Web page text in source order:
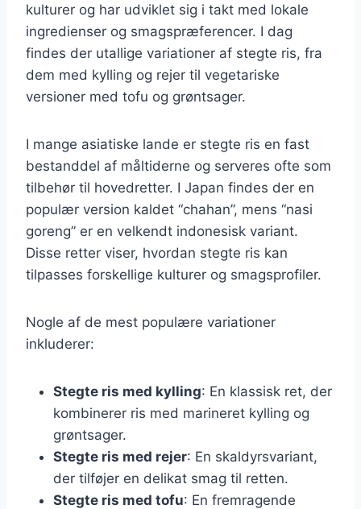
kulturer og har udviklet sig i takt med lokale
ingredienser og smagspræferencer. I dag
findes der utallige variationer af stegte ris, fra
dem med kylling og rejer til vegetariske
versioner med tofu og grøntsager.
I mange asiatiske lande er stegte ris en fast
bestanddel af måltiderne og serveres ofte som
tilbehør til hovedretter. I Japan findes der en
populær version kaldet “chahan”, mens “nasi
goreng” er en velkendt indonesisk variant.
Disse retter viser, hvordan stegte ris kan
tilpasses forskellige kulturer og smagsprofiler.
Nogle af de mest populære variationer
inkluderer:
Stegte ris med kylling: En klassisk ret, der
kombinerer ris med marineret kylling og
grøntsager.
Stegte ris med rejer: En skaldyrsvariant,
der tilføjer en delikat smag til retten.
Stegte ris med tofu: En fremragende